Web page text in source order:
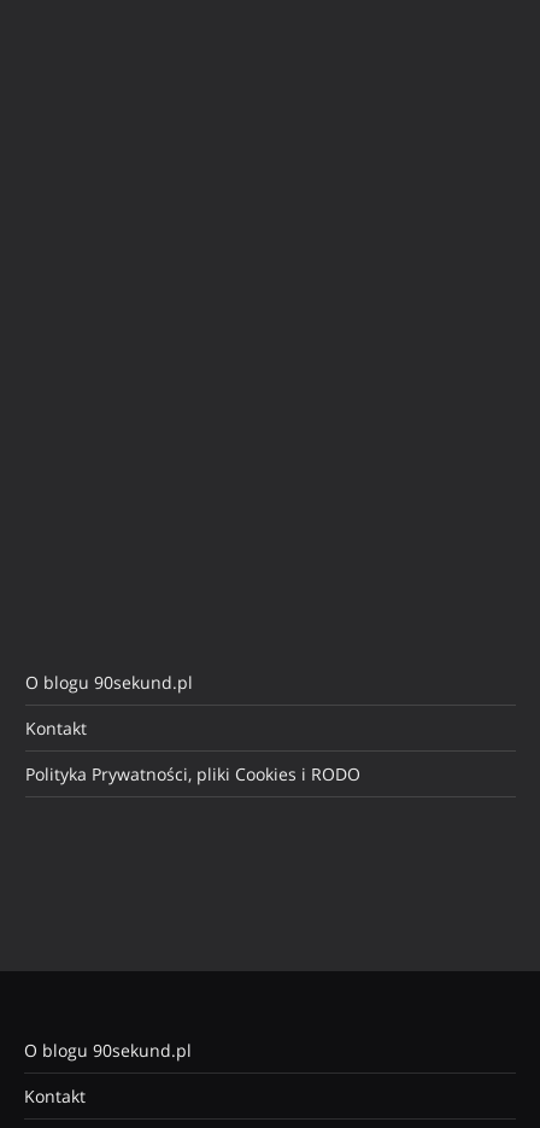
O blogu 90sekund.pl
Kontakt
Polityka Prywatności, pliki Cookies i RODO
O blogu 90sekund.pl
Kontakt